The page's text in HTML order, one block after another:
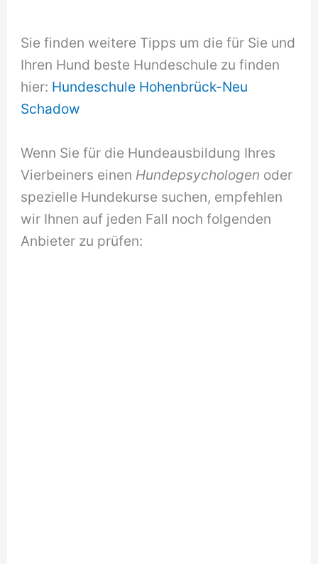
Sie finden weitere Tipps um die für Sie und
Ihren Hund beste Hundeschule zu finden
hier: Hundeschule Hohenbrück-Neu
Schadow
Wenn Sie für die Hundeausbildung Ihres
Vierbeiners einen Hundepsychologen oder
spezielle Hundekurse suchen, empfehlen
wir Ihnen auf jeden Fall noch folgenden
Anbieter zu prüfen: